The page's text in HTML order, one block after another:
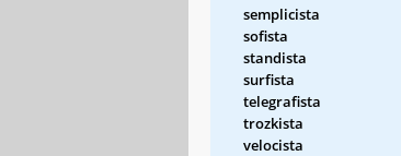
semplicista
sofista
standista
surfista
telegrafista
trozkista
velocista